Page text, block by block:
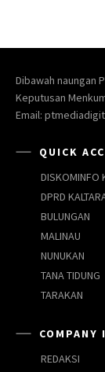
Dibawah naungan
Keputusan
Email:
QUICK
DISKOMINFO
DPRD
BULUNGAN
MALINAU
NUNUKAN
TANA TIDUNG
TARAKAN
COMPANY
REDAKSI